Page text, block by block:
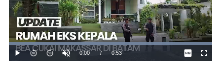
Mainkan
Suara
Hidup
Waktu
0:00 / Durasi
0:53
Dimuat:
100.00%